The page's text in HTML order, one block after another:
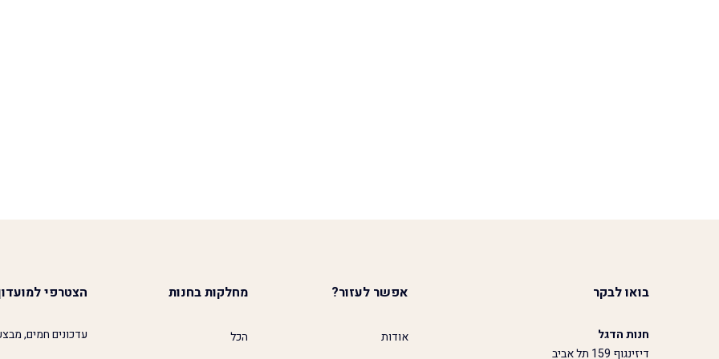
בואו לבקר
חנות הדגל
דיזינגוף 159 תל אביב
אפשר לעזור?
אודות
מחלקות בחנות
הכל
הצטרפי
עדכונים חמים,